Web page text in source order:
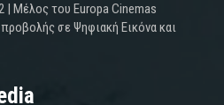
| Μέλος του Europa Cinemas
σε Ψηφιακή Εικόνα και